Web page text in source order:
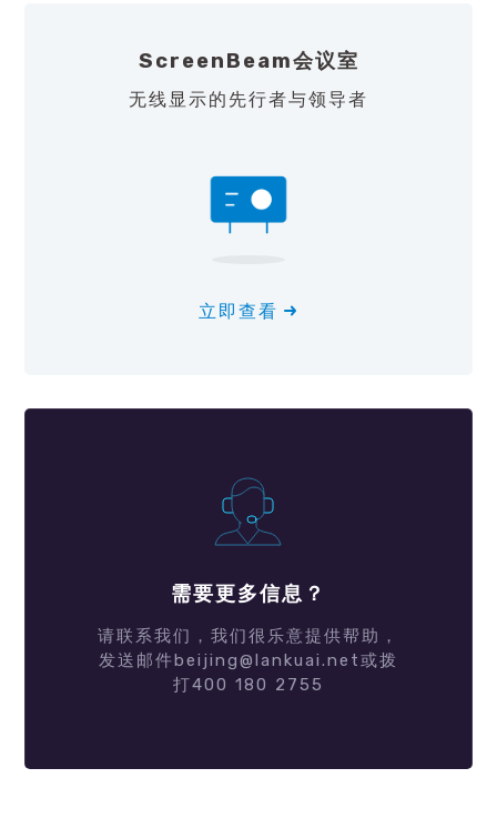
ScreenBeam会议室
无线显示的先行者与领导者
立即查看
需要更多信息？
请联系我们，我们很乐意提供帮助，
发送邮件beijing@lankuai.net或拨
打400 180 2755